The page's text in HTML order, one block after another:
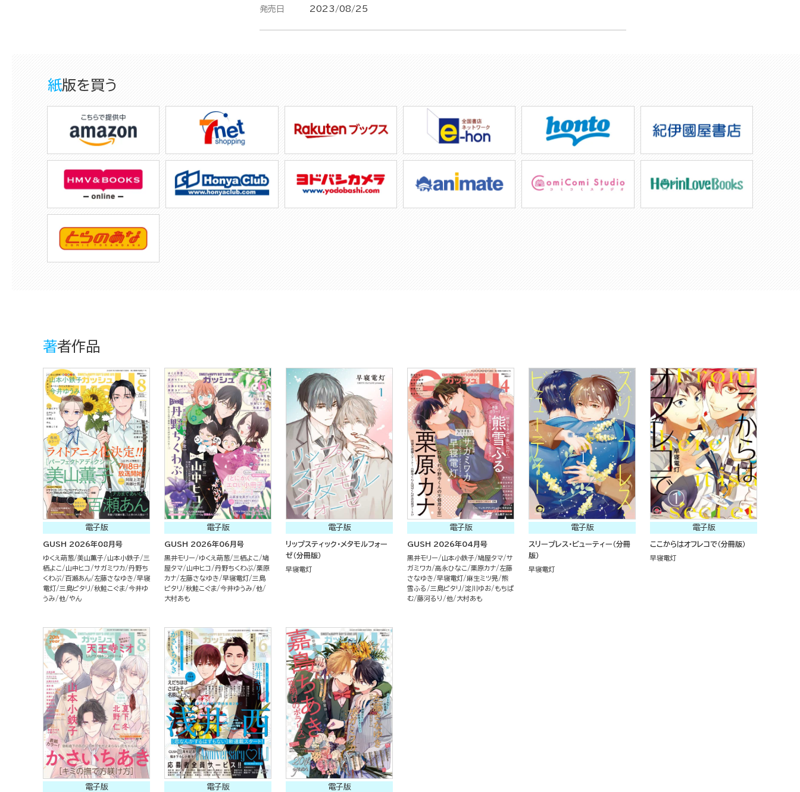
発売日 2023/08/25
紙版を買う
著者作品
電子版
GUSH 2026年08月号
ゆくえ萌葱 美山薫子 山本小鉄子 三
栖よこ
山中ヒコ サガミワカ
丹野ち
くわぶ 百瀬あん 左藤さなゆき
早寝
電灯 三島ピタリ 秋鮭こぐま 今井ゆ
うみ
他 やん
電子版
GUSH 2026年06月号
黒井モリー ゆくえ萌葱 三栖よこ
鳩
屋タマ
山中ヒコ 丹野ちくわぶ 栗原
カナ
左藤さなゆき 早寝電灯 三島
ピタリ
秋鮭こぐま 今井ゆうみ
他
大村あも
電子版
リップスティック・メタモルフォー
ゼ（分冊版）
早寝電灯
電子版
GUSH 2026年04月号
黒井モリー 山本小鉄子 鳩屋タマ サ
ガミワカ
高永ひなこ 栗原カナ
左藤
さなゆき
早寝電灯 麻生ミツ晃 熊
雪ふる
三島ピタリ 淀川ゆお もちぱ
む 藤河るり 他 大村あも
電子版
スリープレス・ビューティー（分冊
版）
早寝電灯
電子版
ここからはオフレコで（分冊版）
早寝電灯
電子版 電子版 電子版